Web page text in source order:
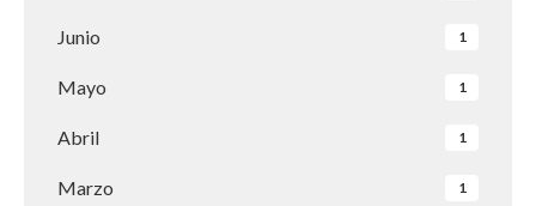
Junio 1
Mayo 1
Abril 1
Marzo 1